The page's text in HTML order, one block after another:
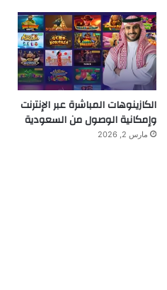
الكازينوهات المباشرة عبر الإنترنت
وإمكانية الوصول من السعودية
مارس 2, 2026